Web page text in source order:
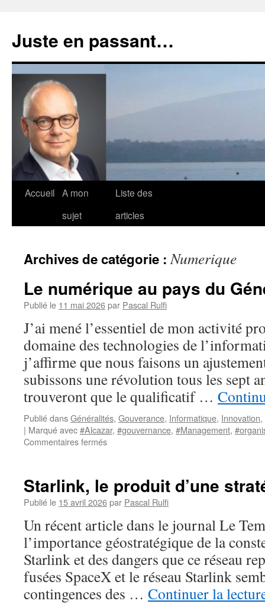
contenu
Juste en passant…
Accueil A mon
sujet
Liste des
articles
Archives de catégorie :Numerique
Le numérique au pays du
Publié le 11 mai 2026par Pascal Rulfi
J’ai mené l’essentiel de mon activité
domaine des technologies de
j’affirme que nous faisons un
subissons une révolution tous les sept
trouveront que le qualificatif …
Publié dansGénéralités, Gouverance, Informatique, Innovation,
| Marqué avec#Alcazar, #gouvernance, #Management,
Commentaires ferméssur
pays
du
Alcazar
Starlink, le produit d’une
Publié le 15 avril 2026par Pascal Rulfi
Un récent article dans le journal Le
l’importance géostratégique de la
Starlink et des dangers que ce réseau
fusées SpaceX et le réseau Starlink
contingences des … Continuer la